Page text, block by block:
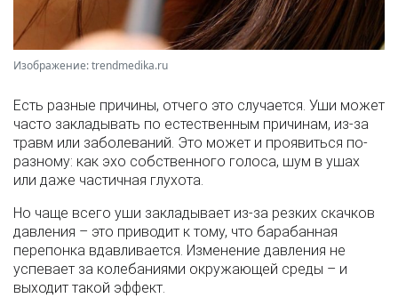
Изображение: trendmedika.ru
Есть разные причины, отчего это случается. Уши может
часто закладывать по естественным причинам, из-за
травм или заболеваний. Это может и проявиться по-
разному: как эхо собственного голоса, шум в ушах
или даже частичная глухота.
Но чаще всего уши закладывает из-за резких скачков
давления – это приводит к тому, что барабанная
перепонка вдавливается. Изменение давления не
успевает за колебаниями окружающей среды – и
выходит такой эффект.